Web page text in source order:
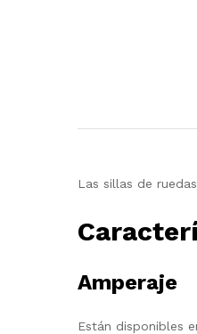
Las sillas de
Amperaje
Están disponibles